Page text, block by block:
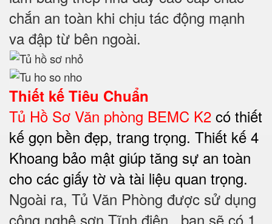
chắn an toàn khi chịu tác động mạnh
va đập từ bên ngoài.
Thiết kế Tiêu Chuẩn
Tủ Hồ Sơ Văn phòng BEMC K2 có thiết
kế gọn bền đẹp, trang trọng. Thiết kế 4
Khoang bảo mật giúp tăng sự an toàn
cho các giấy tờ và tài liệu quan trọng.
Ngoài ra, Tủ Văn Phòng được sử dụng
công nghệ sơn Tĩnh điện , bạn sẽ có 1